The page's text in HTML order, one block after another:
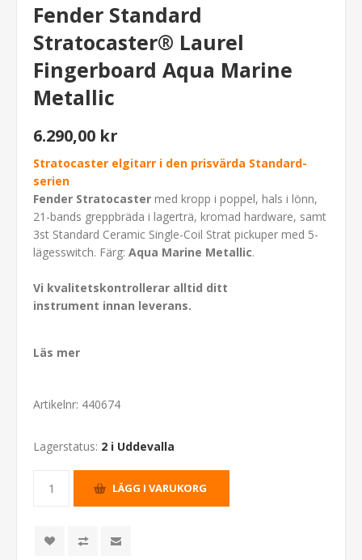
Fender Standard
Stratocaster® Laurel
Fingerboard Aqua Marine
Metallic
6.290,00 kr
Stratocaster elgitarr i den prisvärda Standard-
serien
Fender Stratocaster med kropp i poppel, hals i lönn,
21-bands greppbräda i lagerträ, kromad hardware, samt
3st Standard Ceramic Single-Coil Strat pickuper med 5-
lägesswitch. Färg: Aqua Marine Metallic.
Vi kvalitetskontrollerar alltid ditt
instrument innan leverans.
Läs mer
Artikelnr: 440674
Lagerstatus: 2 i Uddevalla